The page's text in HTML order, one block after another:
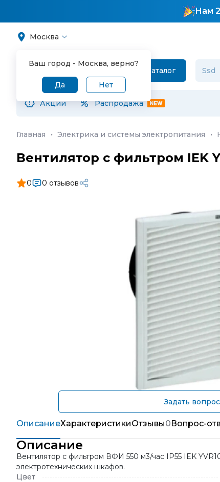
Нам
Москва
Ваш город - Москва, верно?
Да Нет
Каталог
Акции Распродажа
Главная · Электрика и системы электропитания ·
Вентилятор с фильтром IEK
0 0 отзывов
Задать
ОписаниеХарактеристикиОтзывы0Вопрос-
Описание
Вентилятор с фильтром ВФИ 550 м3/час IP55 IEK
электротехнических шкафов.
Цвет